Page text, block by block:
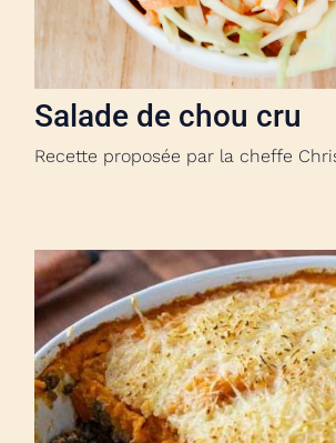
Salade de chou cru
Recette proposée par la cheffe